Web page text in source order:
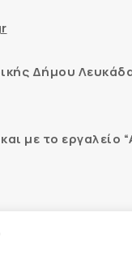
Δήμου
με το εργαλείο